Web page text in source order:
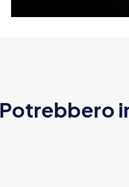
Potrebbero